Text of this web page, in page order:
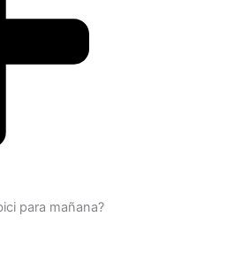
para mañana?